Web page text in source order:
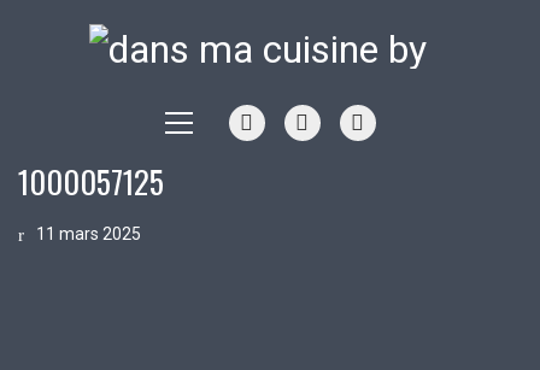
1000057125
11 mars 2025